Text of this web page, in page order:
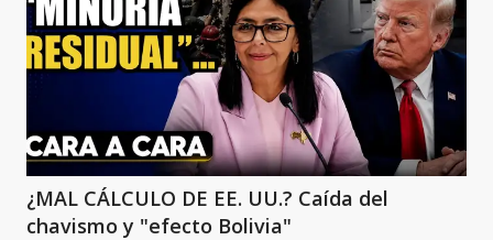
¿MAL CÁLCULO DE EE. UU.? Caída del
chavismo y "efecto Bolivia"